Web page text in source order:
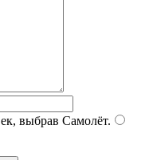
выбрав Самолёт.